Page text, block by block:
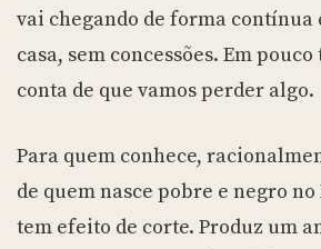
vai chegando de forma contínua
casa, sem concessões. Em
conta de que vamos perder algo.
Para quem conhece,
de quem nasce pobre e negro
tem efeito de corte. Produz um